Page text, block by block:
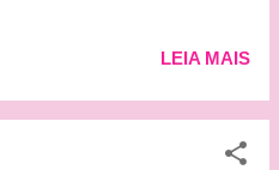
e as instalações" da
Trata-se de uma
a Dallara. O acerto explicaria
LEIA MAIS